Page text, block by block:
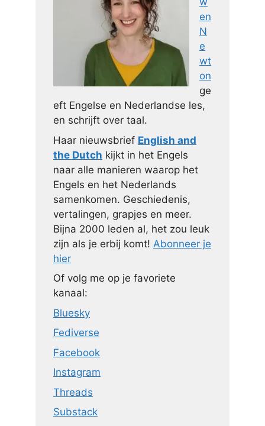
en
N
e
wt
on
ge
eft Engelse en Nederlandse les,
en schrijft over taal.
Haar nieuwsbrief English and
the Dutch kijkt in het Engels
naar alle manieren waarop het
Engels en het Nederlands
samenkomen. Geschiedenis,
vertalingen, grapjes en meer.
Bijna 2000 leden al, het zou leuk
zijn als je erbij komt! Abonneer je
hier
Of volg me op je favoriete
kanaal:
Bluesky
Fediverse
Facebook
Instagram
Threads
Substack